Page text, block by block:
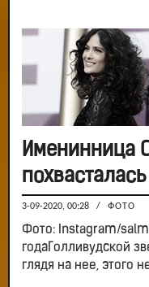
Именинница
3-09-2020, 00:28 / ФОТО
Фото: Instagram/
годаГолливудской
глядя на нее, этого